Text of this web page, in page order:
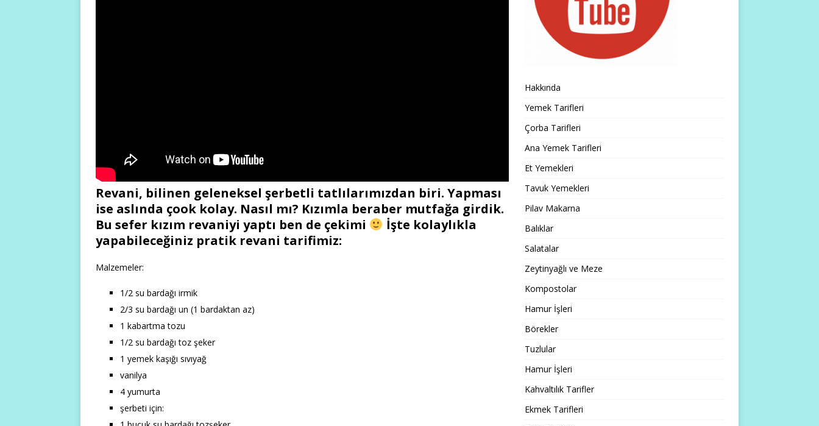
Revani, bilinen geleneksel şerbetli tatlılarımızdan biri. Yapması
ise aslında çook kolay. Nasıl mı? Kızımla beraber mutfağa girdik.
Bu sefer kızım revaniyi yaptı ben de çekimi
İşte kolaylıkla
yapabileceğiniz pratik revani tarifimiz:
Malzemeler:
1/2 su bardağı irmik
2/3 su bardağı un (1 bardaktan az)
1 kabartma tozu
1/2 su bardağı toz şeker
1 yemek kaşığı sıvıyağ
vanilya
4 yumurta
şerbeti için:
Hakkında
Yemek Tarifleri
Çorba Tarifleri
Ana Yemek Tarifleri
Et Yemekleri
Tavuk Yemekleri
Pilav Makarna
Balıklar
Salatalar
Zeytinyağlı ve Meze
Kompostolar
Hamur İşleri
Börekler
Tuzlular
Hamur İşleri
Kahvaltılık Tarifler
Ekmek Tarifleri